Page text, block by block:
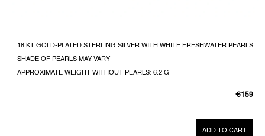
€159
PRICE:
ADD TO CART
18 KT GOLD-PLATED STERLING SILVER WITH WHITE FRESHWATER PEARLS
SHADE OF PEARLS MAY VARY
APPROXIMATE WEIGHT WITHOUT PEARLS: 6.2 G